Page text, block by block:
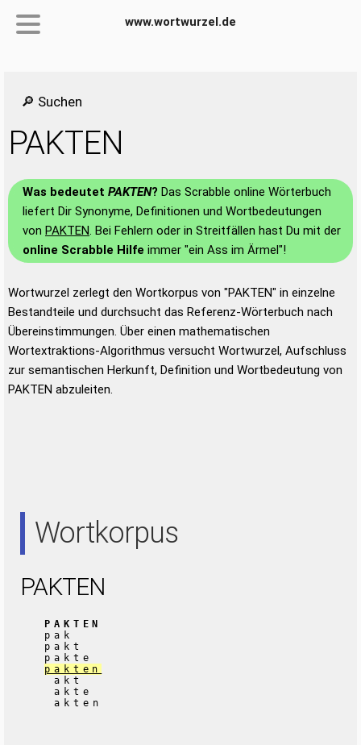
www.wortwurzel.de
🔎 Suchen
PAKTEN
Was bedeutet PAKTEN? Das Scrabble online Wörterbuch
liefert Dir Synonyme, Definitionen und Wortbedeutungen
von PAKTEN. Bei Fehlern oder in Streitfällen hast Du mit der
online Scrabble Hilfe immer "ein Ass im Ärmel"!
Wortwurzel zerlegt den Wortkorpus von "PAKTEN" in einzelne
Bestandteile und durchsucht das Referenz-Wörterbuch nach
Übereinstimmungen. Über einen mathematischen
Wortextraktions-Algorithmus versucht Wortwurzel, Aufschluss
zur semantischen Herkunft, Definition und Wortbedeutung von
PAKTEN abzuleiten.
Wortkorpus
PAKTEN
PAKTEN
pak
pakt
pakte
pakten
akt
akte
akten